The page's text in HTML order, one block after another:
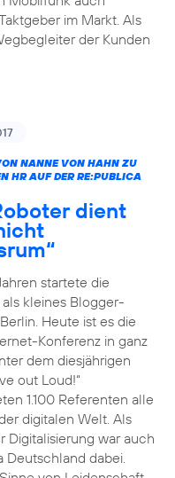
im Markt. Als
der Kunden
NANNE VON HAHN ZU
HR AUF DER RE:PUBLICA
dient
startete die
kleines Blogger-
Heute ist es die
Konferenz in ganz
dem diesjährigen
out Loud!“
1.100 Referenten alle
digitalen Welt. Als
Digitalisierung war auch
Deutschland dabei.